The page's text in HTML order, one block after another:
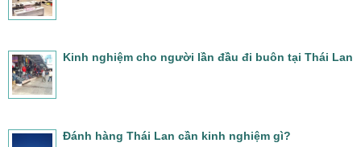
Kinh nghiệm cho người lần đầu đi buôn tại Thái Lan
Đánh hàng Thái Lan cần kinh nghiệm gì?